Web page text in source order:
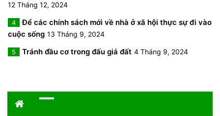
12 Tháng 12, 2024
4
Để các chính sách mới về nhà ở xã hội thực sự đi vào
cuộc sống 13 Tháng 9, 2024
5 Tránh đầu cơ trong đấu giá đất 4 Tháng 9, 2024